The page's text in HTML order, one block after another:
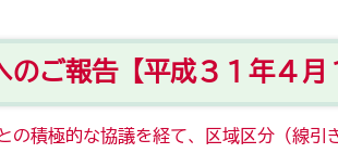
のご報告【平成３１年４月
の積極的な協議を経て、区域区分（線